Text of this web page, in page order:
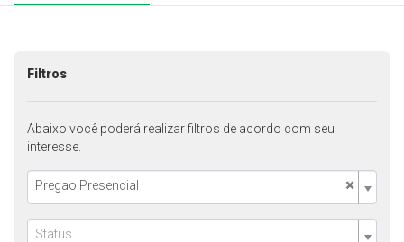
Filtros
Abaixo você poderá realizar filtros de acordo com seu
interesse.
×
Pregao Presencial
Status